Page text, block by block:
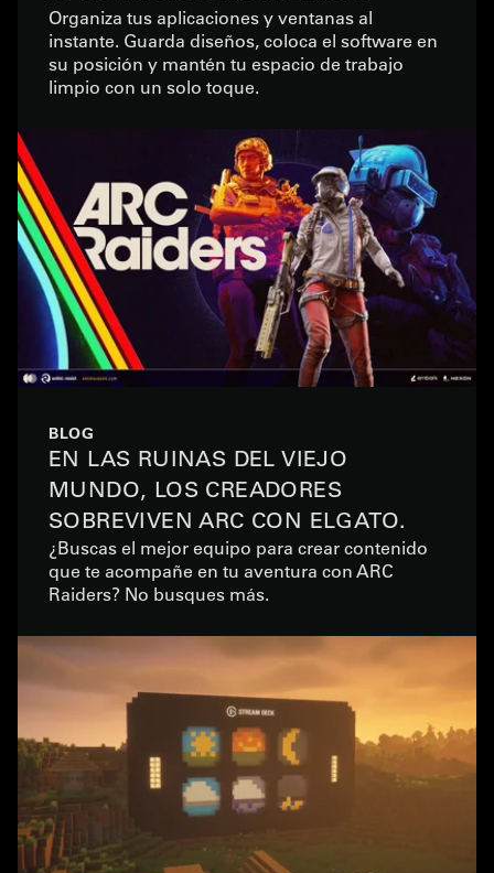
Organiza tus aplicaciones y ventanas al
instante. Guarda diseños, coloca el software en
su posición y mantén tu espacio de trabajo
limpio con un solo toque.
BLOG
EN LAS RUINAS DEL VIEJO
MUNDO, LOS CREADORES
SOBREVIVEN ARC CON ELGATO.
¿Buscas el mejor equipo para crear contenido
que te acompañe en tu aventura con ARC
Raiders? No busques más.